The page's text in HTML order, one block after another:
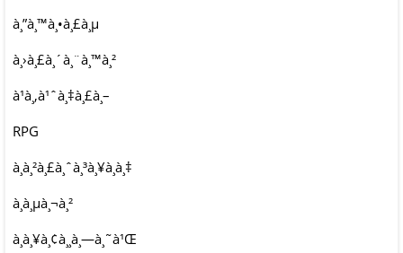
à¸”à¸™à¸•à¸£à¸µ
à¸›à¸£à¸´à¸¨à¸™à¸²
à¹à¸‚à¹ˆà¸‡à¸£à¸–
RPG
à¸à¸²à¸£à¸ˆà¸³à¸¥à¸­à¸‡
à¸à¸µà¸¬à¸²
à¸à¸¥à¸¢à¸¸à¸—à¸˜à¹Œ